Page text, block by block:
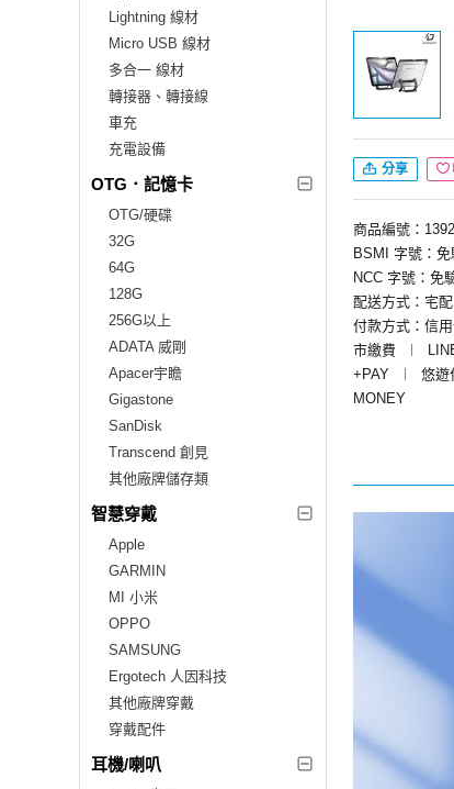
Lightning 線材
Micro USB 線材
多合一 線材
轉接器、轉接線
車充
充電設備
OTG．記憶卡
OTG/硬碟
32G
64G
128G
256G以上
ADATA 威剛
Apacer宇瞻
Gigastone
SanDisk
Transcend 創見
其他廠牌儲存類
智慧穿戴
Apple
GARMIN
MI 小米
OPPO
SAMSUNG
Ergotech 人因科技
其他廠牌穿戴
穿戴配件
耳機/喇叭
分享
商品編號：
BSMI 字號：免
NCC 字號：免
配送方式：宅配
付款方式：信
市繳費
︱
+PAY
︱ 悠遊
MONEY